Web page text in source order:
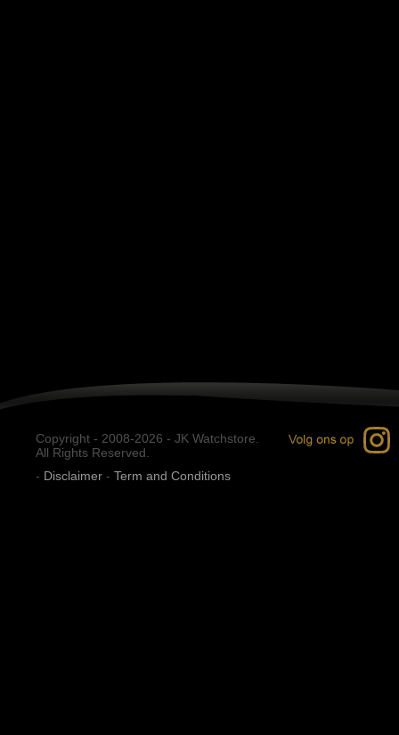
Copyright - 2008-2026 - JK Watchstore.
All Rights Reserved.
- Disclaimer - Term and Conditions